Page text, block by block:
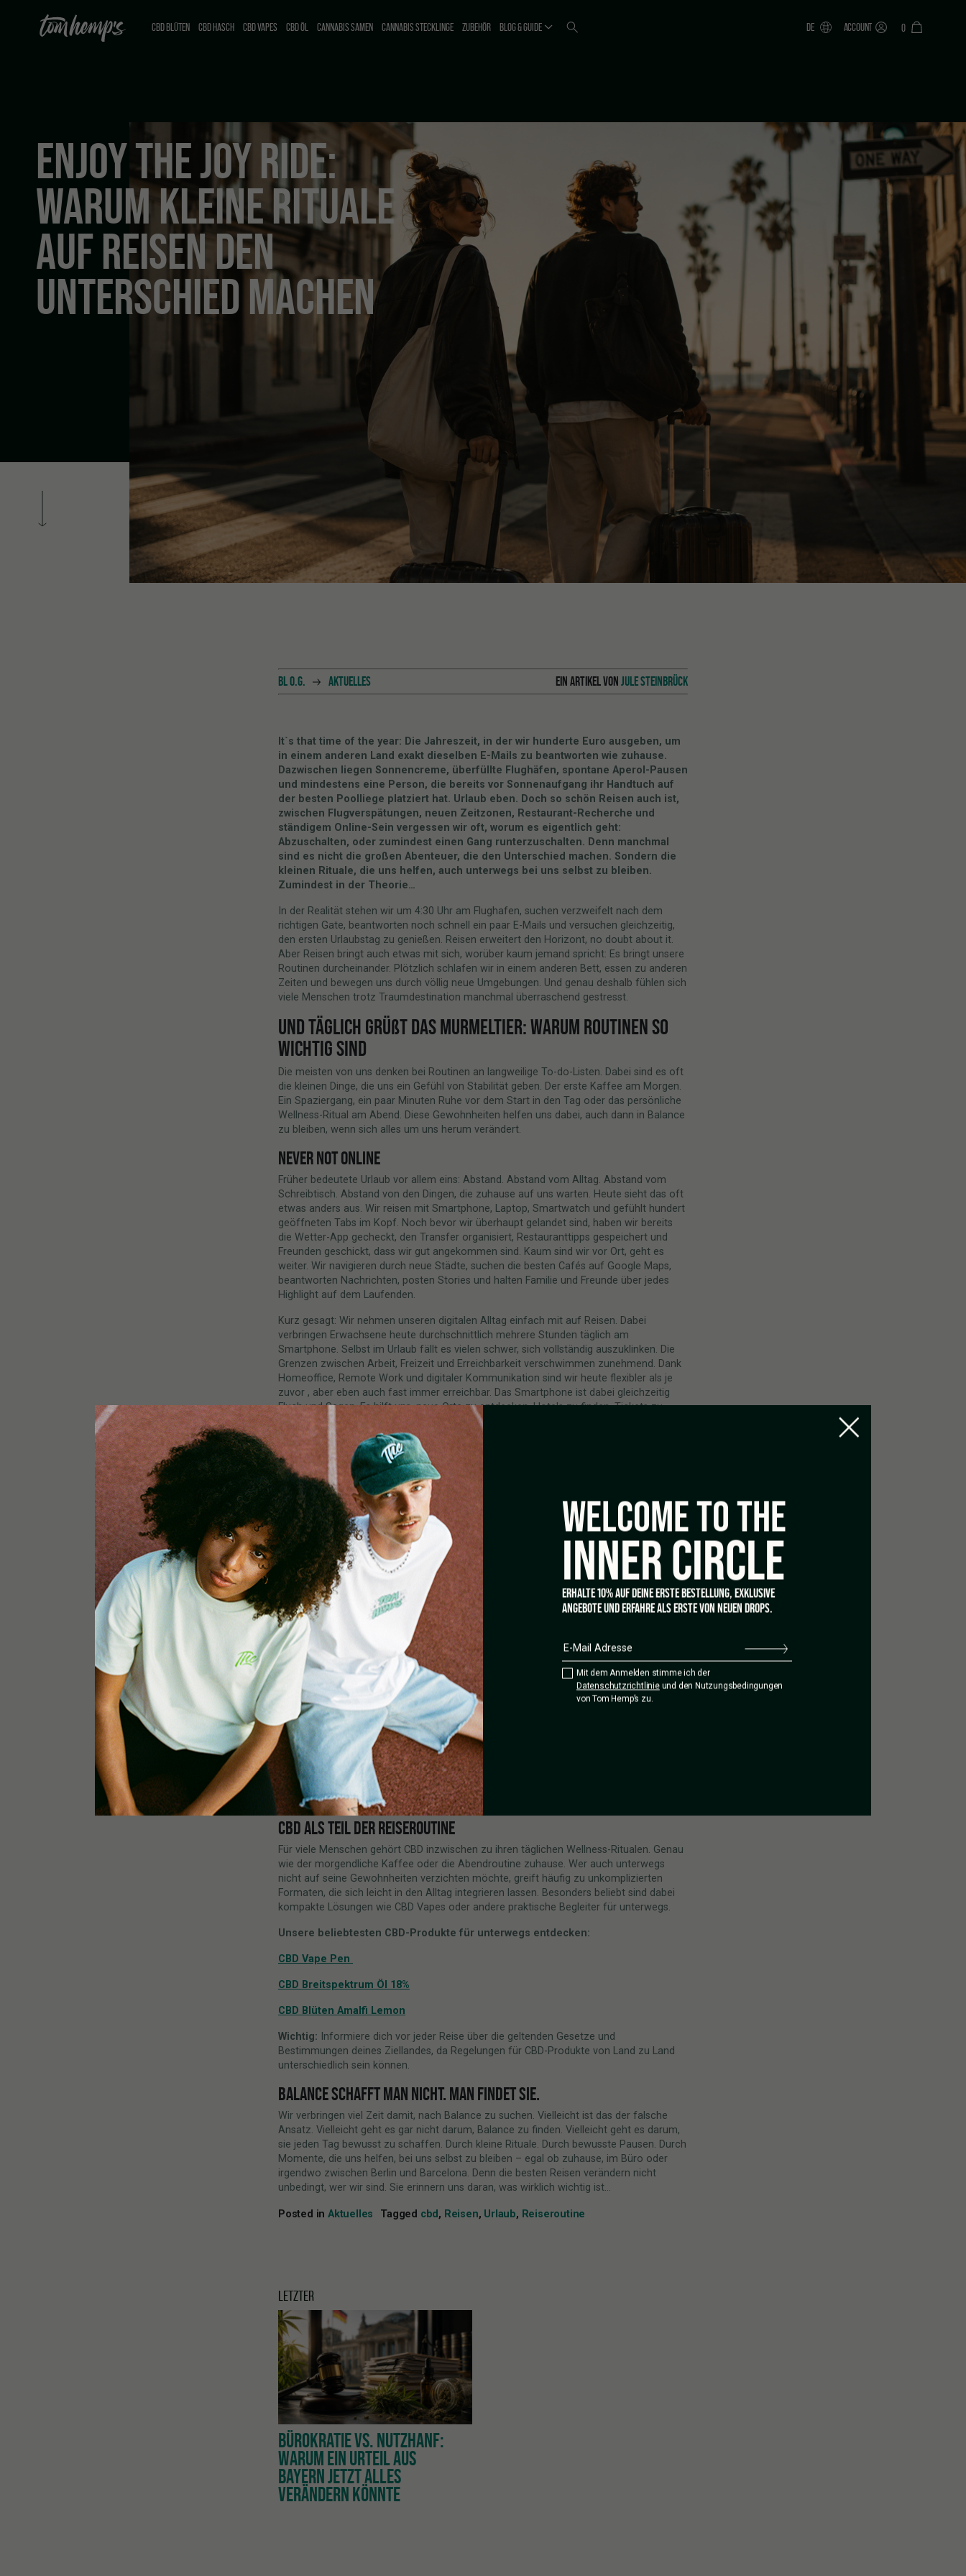
CBD BLÜTEN
CBD HASCH CBD VAPES CBD ÖL CANNABIS SAMEN CANNABIS STECKLINGE ZUBEHÖR BLOG & GUIDE DE ACCOUNT 0
ENJOY THE JOY RIDE:
WARUM KLEINE RITUALE
AUF REISEN DEN
UNTERSCHIED MACHEN
BL O.G. AKTUELLES EIN ARTIKEL VONJULE STEINBRÜCK
It`s that time of the year: Die Jahreszeit, in der wir hunderte Euro ausgeben, um
in einem anderen Land exakt dieselben E-Mails zu beantworten wie zuhause.
Dazwischen liegen Sonnencreme, überfüllte Flughäfen, spontane Aperol-Pausen
und mindestens eine Person, die bereits vor Sonnenaufgang ihr Handtuch auf
der besten Poolliege platziert hat. Urlaub eben. Doch so schön Reisen auch ist,
zwischen Flugverspätungen, neuen Zeitzonen, Restaurant-Recherche und
ständigem Online-Sein vergessen wir oft, worum es eigentlich geht:
Abzuschalten, oder zumindest einen Gang runterzuschalten. Denn manchmal
sind es nicht die großen Abenteuer, die den Unterschied machen. Sondern die
kleinen Rituale, die uns helfen, auch unterwegs bei uns selbst zu bleiben.
Zumindest in der Theorie…
In der Realität stehen wir um 4:30 Uhr am Flughafen, suchen verzweifelt nach dem
richtigen Gate, beantworten noch schnell ein paar E-Mails und versuchen gleichzeitig,
den ersten Urlaubstag zu genießen. Reisen erweitert den Horizont, no doubt about it.
Aber Reisen bringt auch etwas mit sich, worüber kaum jemand spricht: Es bringt unsere
Routinen durcheinander. Plötzlich schlafen wir in einem anderen Bett, essen zu anderen
Zeiten und bewegen uns durch völlig neue Umgebungen. Und genau deshalb fühlen sich
viele Menschen trotz Traumdestination manchmal überraschend gestresst.
UND TÄGLICH GRÜßT DAS MURMELTIER: WARUM ROUTINEN SO
WICHTIG SIND
Die meisten von uns denken bei Routinen an langweilige To-do-Listen. Dabei sind es oft
die kleinen Dinge, die uns ein Gefühl von Stabilität geben. Der erste Kaffee am Morgen.
Ein Spaziergang, ein paar Minuten Ruhe vor dem Start in den Tag oder das persönliche
Wellness-Ritual am Abend. Diese Gewohnheiten helfen uns dabei, auch dann in Balance
zu bleiben, wenn sich alles um uns herum verändert.
NEVER NOT ONLINE
Früher bedeutete Urlaub vor allem eins: Abstand. Abstand vom Alltag. Abstand vom
Schreibtisch. Abstand von den Dingen, die zuhause auf uns warten. Heute sieht das oft
etwas anders aus. Wir reisen mit Smartphone, Laptop, Smartwatch und gefühlt hundert
geöffneten Tabs im Kopf. Noch bevor wir überhaupt gelandet sind, haben wir bereits
die Wetter-App gecheckt, den Transfer organisiert, Restauranttipps gespeichert und
Freunden geschickt, dass wir gut angekommen sind. Kaum sind wir vor Ort, geht es
weiter. Wir navigieren durch neue Städte, suchen die besten Cafés auf Google Maps,
beantworten Nachrichten, posten Stories und halten Familie und Freunde über jedes
Highlight auf dem Laufenden.
Kurz gesagt: Wir nehmen unseren digitalen Alltag einfach mit auf Reisen. Dabei
verbringen Erwachsene heute durchschnittlich mehrere Stunden täglich am
Smartphone. Selbst im Urlaub fällt es vielen schwer, sich vollständig auszuklinken. Die
Grenzen zwischen Arbeit, Freizeit und Erreichbarkeit verschwimmen zunehmend. Dank
Homeoffice, Remote Work und digitaler Kommunikation sind wir heute flexibler als je
zuvor , aber eben auch fast immer erreichbar. Das Smartphone ist dabei gleichzeitig
Fluch und Segen. Es hilft uns, neue Orte zu entdecken, Hotels zu finden, Tickets zu
buchen und spontane Empfehlungen zu bekommen. Gleichzeitig sorgt es aber auch
dafür, dass aus einem kurzen Blick aufs Display schnell zwanzig Minuten Instagram, drei
beantwortete E-Mails und zwei neue To-do-Listen werden.
Selbst der Urlaub wird manchmal zum Projekt: Welche Sehenswürdigkeiten müssen wir
sehen? Welches Restaurant ist gerade angesagt? Welche Spots sind Instagram-
tauglich? Und warum haben eigentlich alle anderen scheinbar den perfekteren Urlaub?
Was eigentlich Erholung sein sollte, wird schnell zur nächsten Optimierungsaufgabe.
Kein Wunder also, dass viele Menschen heute nicht mehr nach dem perfekten Urlaub
suchen, sondern nach kleinen Momenten, in denen sie wirklich abschalten können. Ein
Kaffee am Morgen, bevor die Stadt aufwacht. Ein Spaziergang ohne Kopfhörer. Ein
Sonnenuntergang, der nicht sofort in einer Story landet. Oder einfach ein paar Minuten,
in denen man nichts konsumiert, plant oder dokumentiert, sondern den Moment
einfach erlebt.
Denn vielleicht bedeutet modernes Reisen gar nicht, komplett
offline zu sein. Vielleicht geht es vielmehr darum, bewusster mit unserer
Aufmerksamkeit umzugehen. Zu entscheiden, wann wir online sind – und wann
wir uns erlauben, einfach dort zu sein, wo wir gerade sind.
ÖFTER MAL KEINEN PLAN HABEN. EINFACH ERLEBEN.
Manchmal entstehen die schönsten Reisemomente genau dann, wenn nichts geplant
ist. Der Sonnenuntergang auf einer Dachterrasse, ein Café, das man zufällig entdeckt,
ein Spaziergang ins Unbekannte oder einfach zehn Minuten wo auch immer ohne auf
das Handy zu schauen. Und sich einfach wieder mal bewusst machen, dass nicht jede
Minute optimiert werden muss, vielleicht sogar das perfekteste passiert, wenn wir es
einfach geschen lassen statt im Versuch der Optimierung verloren zu gehen. Nicht jede
Erfahrung muss dokumentiert werden. Die besten Reisen sind oft die, bei denen man
sich erlaubt, einfach präsent zu sein.
CBD ALS TEIL DER REISEROUTINE
Für viele Menschen gehört CBD inzwischen zu ihren täglichen Wellness-Ritualen. Genau
wie der morgendliche Kaffee oder die Abendroutine zuhause. Wer auch unterwegs
nicht auf seine Gewohnheiten verzichten möchte, greift häufig zu unkomplizierten
Formaten, die sich leicht in den Alltag integrieren lassen. Besonders beliebt sind dabei
kompakte Lösungen wie CBD Vapes oder andere praktische Begleiter für unterwegs.
Unsere beliebtesten CBD-Produkte für unterwegs entdecken:
CBD Vape Pen
CBD Breitspektrum Öl 18%
CBD Blüten Amalfi Lemon
Wichtig: Informiere dich vor jeder Reise über die geltenden Gesetze und
Bestimmungen deines Ziellandes, da Regelungen für CBD-Produkte von Land zu Land
unterschiedlich sein können.
BALANCE SCHAFFT MAN NICHT. MAN FINDET SIE.
Wir verbringen viel Zeit damit, nach Balance zu suchen. Vielleicht ist das der falsche
Ansatz. Vielleicht geht es gar nicht darum, Balance zu finden. Vielleicht geht es darum,
sie jeden Tag bewusst zu schaffen. Durch kleine Rituale. Durch bewusste Pausen. Durch
Momente, die uns helfen, bei uns selbst zu bleiben – egal ob zuhause, im Büro oder
irgendwo zwischen Berlin und Barcelona. Denn die besten Reisen verändern nicht
unbedingt, wer wir sind. Sie erinnern uns daran, was wirklich wichtig ist…
Posted in Aktuelles Tagged cbd , Reisen, Urlaub, Reiseroutine
LETZTER
BÜROKRATIE VS. NUTZHANF:
WARUM EIN URTEIL AUS
BAYERN JETZT ALLES
VERÄNDERN KÖNNTE
WELCOME TO THE
INNER CIRCLE
ERHALTE 10% AUF DEINE ERSTE BESTELLUNG, EXKLUSIVE
ANGEBOTE UND ERFAHRE ALS ERSTE VON NEUEN DROPS.
Mit dem Anmelden stimme ich der
Datenschutzrichtlinieund den Nutzungsbedingungen
von Tom Hemp’s zu.